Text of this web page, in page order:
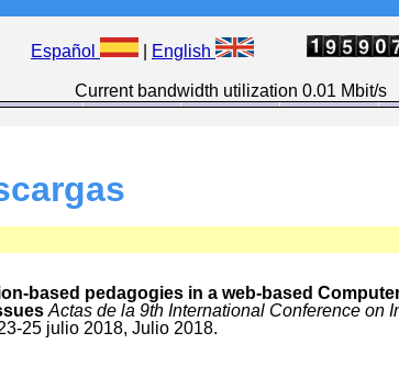
Español English
Current bandwidth utilization 0.01 Mbit/s
based pedagogies in a web-based
Actas de la 9th International Conference on
25 julio 2018, Julio 2018.